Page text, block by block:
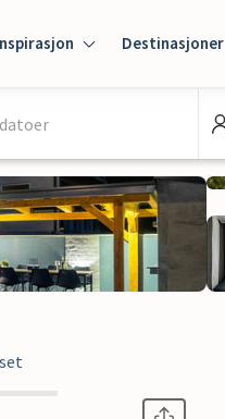
Destinasjoner